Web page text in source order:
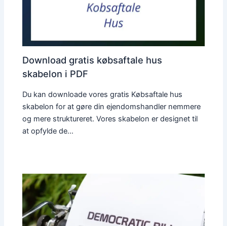
Download gratis købsaftale hus
skabelon i PDF
Du kan downloade vores gratis Købsaftale hus
skabelon for at gøre din ejendomshandler nemmere
og mere struktureret. Vores skabelon er designet til
at opfylde de…